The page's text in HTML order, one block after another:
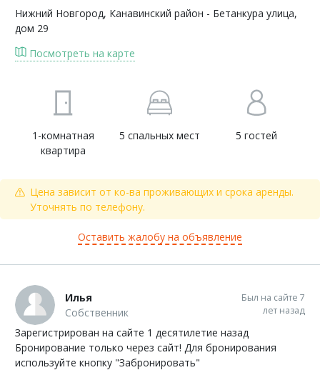
Нижний Новгород, Канавинский район - Бетанкура улица,
дом 29
Посмотреть на карте
1-комнатная
квартира
5 спальных мест 5 гостей
Цена зависит от ко-ва проживающих и срока аренды.
Уточнять по телефону.
Оставить жалобу на объявление
Илья
Собственник
Был на сайте 7
лет назад
Зарегистрирован на сайте 1 десятилетие назад
Бронирование только через сайт! Для бронирования
используйте кнопку "Забронировать"